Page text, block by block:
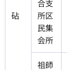
砧
合支
所区
民集
会所
祖師